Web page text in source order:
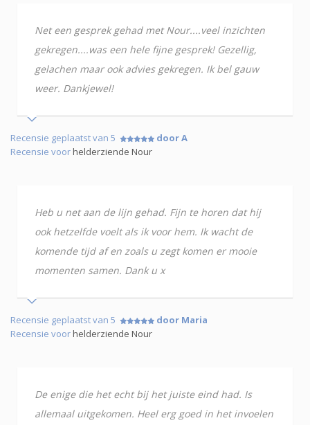
Net een gesprek gehad met Nour....veel inzichten
gekregen....was een hele fijne gesprek! Gezellig,
gelachen maar ook advies gekregen. Ik bel gauw
weer. Dankjewel!
Recensie geplaatst van 5
door A
Recensie voorhelderziende Nour
Heb u net aan de lijn gehad. Fijn te horen dat hij
ook hetzelfde voelt als ik voor hem. Ik wacht de
komende tijd af en zoals u zegt komen er mooie
momenten samen. Dank u x
Recensie geplaatst van 5
door Maria
Recensie voorhelderziende Nour
De enige die het echt bij het juiste eind had. Is
allemaal uitgekomen. Heel erg goed in het invoelen